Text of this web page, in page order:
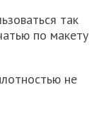
так
по макету
не